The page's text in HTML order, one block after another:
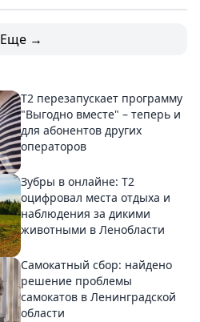
Еще →
Т2 перезапускает программу
"Выгодно вместе" – теперь и
для абонентов других
операторов
Зубры в онлайне: Т2
оцифровал места отдыха и
наблюдения за дикими
животными в Ленобласти
Самокатный сбор: найдено
решение проблемы
самокатов в Ленинградской
области